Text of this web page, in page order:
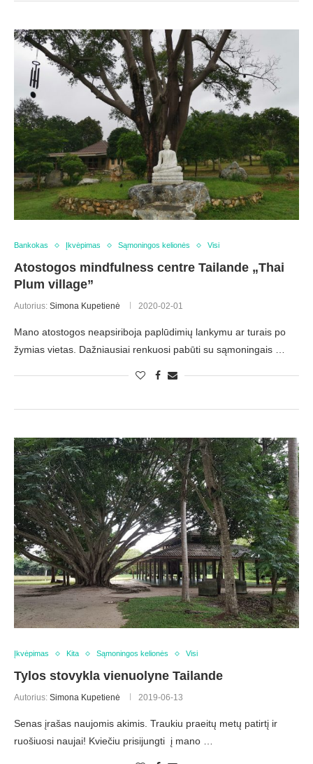
Bankokas Įkvėpimas Sąmoningos kelionės Visi
Atostogos mindfulness centre Tailande „Thai
Plum village”
Autorius: Simona Kupetienė 2020-02-01
Mano atostogos neapsiriboja paplūdimių lankymu ar turais po
žymias vietas. Dažniausiai renkuosi pabūti su sąmoningais …
Įkvėpimas Kita Sąmoningos kelionės Visi
Tylos stovykla vienuolyne Tailande
Autorius: Simona Kupetienė 2019-06-13
Senas įrašas naujomis akimis. Traukiu praeitų metų patirtį ir
ruošiuosi naujai! Kviečiu prisijungti į mano …